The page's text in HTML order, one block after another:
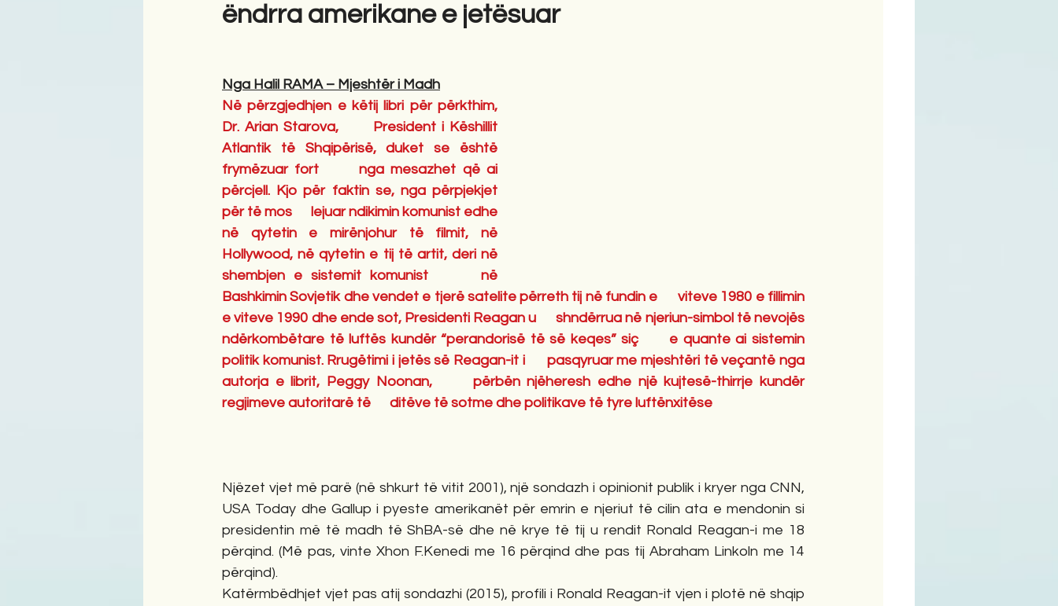
Antologji Poezi Tregime Novela Romane
ëndrra amerikane e jetësuar
Nga Halil RAMA – Mjeshtër i Madh
Në përzgjedhjen e këtij libri për përkthim,
Dr. Arian Starova,      President i Këshillit
Atlantik të Shqipërisë, duket se është
frymëzuar fort      nga mesazhet që ai
përcjell. Kjo për faktin se, nga përpjekjet
për të mos      lejuar ndikimin komunist edhe
në qytetin e mirënjohur të filmit, në
Hollywood, në qytetin e tij të artit, deri në
shembjen e sistemit komunist      në
Bashkimin Sovjetik dhe vendet e tjerë satelite përreth tij në fundin e      viteve 1980 e fillimin
e viteve 1990 dhe ende sot, Presidenti Reagan u      shndërrua në njeriun-simbol të nevojës
ndërkombëtare të luftës kundër “perandorisë të së keqes” siç      e quante ai sistemin
politik komunist. Rrugëtimi i jetës së Reagan-it i      pasqyruar me mjeshtëri të veçantë nga
autorja e librit, Peggy Noonan,      përbën njëheresh edhe një kujtesë-thirrje kundër
regjimeve autoritarë të      ditëve të sotme dhe politikave të tyre luftënxitëse
Njëzet vjet më parë (në shkurt të vitit 2001), një sondazh i opinionit publik i kryer nga CNN,
USA Today dhe Gallup i pyeste amerikanët për emrin e njeriut të cilin ata e mendonin si
presidentin më të madh të ShBA-së dhe në krye të tij u rendit Ronald Reagan-i me 18
përqind. (Më pas, vinte Xhon F.Kenedi me 16 përqind dhe pas tij Abraham Linkoln me 14
përqind).
Katërmbëdhjet vjet pas atij sondazhi (2015), profili i Ronald Reagan-it vjen i plotë në shqip